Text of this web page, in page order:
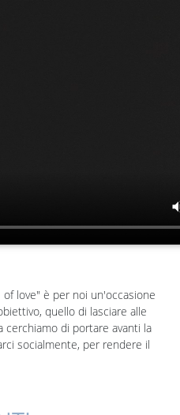
love" è per noi un'occasione
quello di lasciare alle
cerchiamo di portare avanti la
socialmente, per rendere il